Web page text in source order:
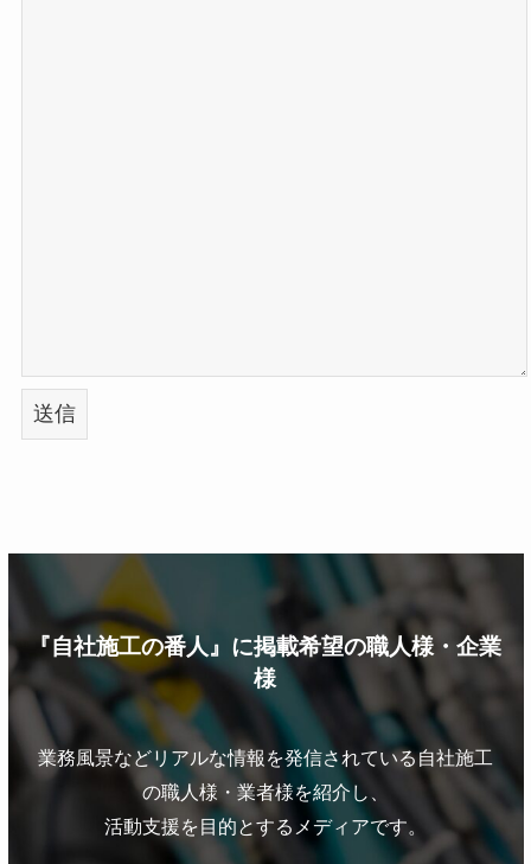
『自社施工の番人』に掲載希望の職人様・企業
様
業務風景などリアルな情報を発信されている自社施工
の職人様・業者様を紹介し、
活動支援を目的とするメディアです。